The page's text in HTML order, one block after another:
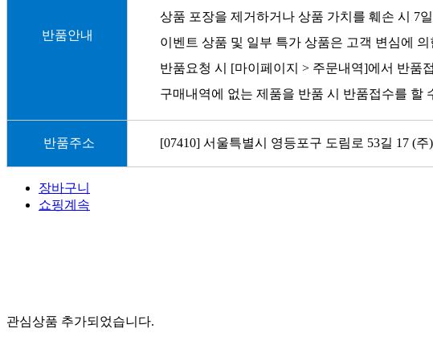
반품안내
상품 포장을 제거하거나 상품 가치를 훼손 시 7
이벤트 상품 및 일부 특가 상품은 고객 변심에
반품요청 시 [마이페이지 > 주문내역]에서 반품
구매내역에 없는 제품을 반품 시 반품접수를 할
반품주소 [07410] 서울특별시 영등포구 도림로 53길 17 (주
장바구니
쇼핑계속
관심상품 추가되었습니다.